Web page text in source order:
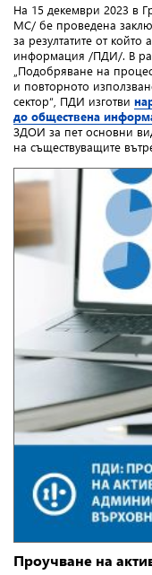
На 15 декември 2023 в
МС/ бе проведена
за резултатите от
информация /ПДИ/. В
„Подобряване на
и повторното
сектор“, ПДИ изготви
до обществена
ЗДОИ за пет основни
на съществуващите
Проучване на